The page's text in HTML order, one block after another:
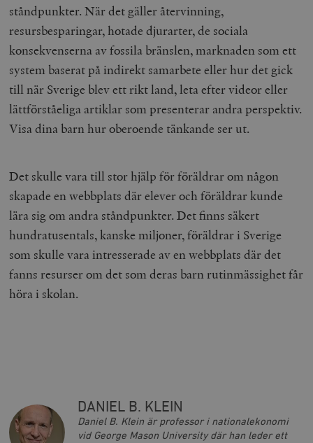
ståndpunkter. När det gäller återvinning,
resursbesparingar, hotade djurarter, de sociala
konsekvenserna av fossila bränslen, marknaden som ett
system baserat på indirekt samarbete eller hur det gick
till när Sverige blev ett rikt land, leta efter videor eller
lättförståeliga artiklar som presenterar andra perspektiv.
Visa dina barn hur oberoende tänkande ser ut.
Det skulle vara till stor hjälp för föräldrar om någon
skapade en webbplats där elever och föräldrar kunde
lära sig om andra ståndpunkter. Det finns säkert
hundratusentals, kanske miljoner, föräldrar i Sverige
som skulle vara intresserade av en webbplats där det
fanns resurser om det som deras barn rutinmässighet får
höra i skolan.
DANIEL B. KLEIN
Daniel B. Klein är professor i nationalekonomi
vid George Mason University där han leder ett